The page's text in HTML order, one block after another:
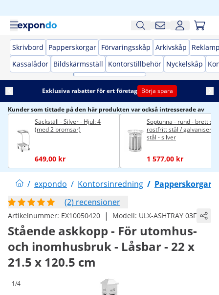
Skrivbord Papperskorgar Förvaringsskåp Arkivskåp
Kassalådor Bildskärmsställ Kontorstillbehör Nyckelskåp
Exklusiva rabatter för ert företag Börja spara
Kunder som tittade på den här produkten var också intresserade av
Säckställ - Silver - Hjul: 4
(med 2 bromsar)
649,00 kr
Soptunna - rund - brett
rostfritt stål / galvaniserat
stål - silver
1 577,00 kr
/ expondo / Kontorsinredning / Papperskorgar
(2) recensioner
Artikelnummer: EX10050420 | Modell: ULX-ASHTRAY 03F
Stående askkopp - För utomhus-
och inomhusbruk - Låsbar - 22 x
21.5 x 120.5 cm
1/4